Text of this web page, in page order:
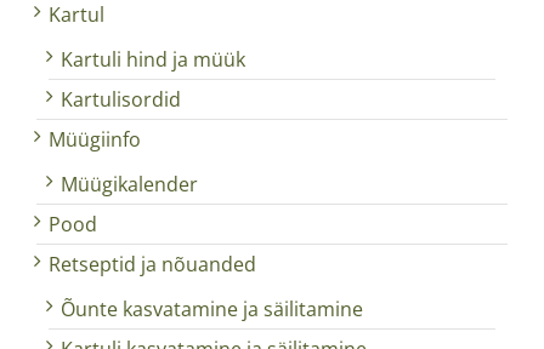
Kartul
Kartuli hind ja müük
Kartulisordid
Müügiinfo
Müügikalender
Pood
Retseptid ja nõuanded
Õunte kasvatamine ja säilitamine